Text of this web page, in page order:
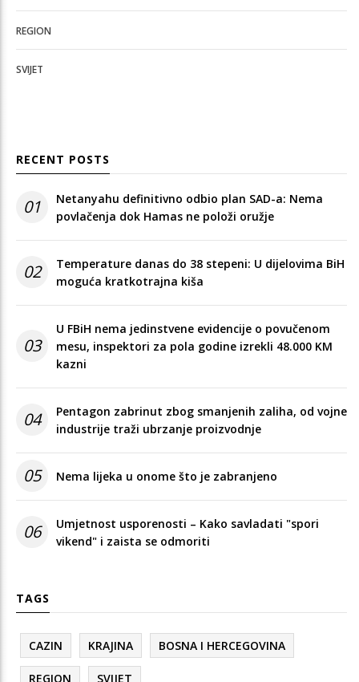
REGION
SVIJET
RECENT POSTS
01
Netanyahu definitivno odbio plan SAD-a: Nema
povlačenja dok Hamas ne položi oružje
02
Temperature danas do 38 stepeni: U dijelovima BiH
moguća kratkotrajna kiša
03
U FBiH nema jedinstvene evidencije o povučenom
mesu, inspektori za pola godine izrekli 48.000 KM
kazni
04
Pentagon zabrinut zbog smanjenih zaliha, od vojne
industrije traži ubrzanje proizvodnje
05 Nema lijeka u onome što je zabranjeno
06
Umjetnost usporenosti – Kako savladati "spori
vikend" i zaista se odmoriti
TAGS
CAZIN KRAJINA BOSNA I HERCEGOVINA
REGION SVIJET